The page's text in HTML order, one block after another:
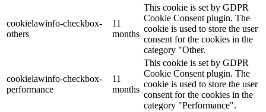
cookielawinfo-checkbox-
others
11
months
This cookie is set by GDPR
Cookie Consent plugin. The
cookie is used to store the user
consent for the cookies in the
category "Other.
cookielawinfo-checkbox-
performance
11
months
This cookie is set by GDPR
Cookie Consent plugin. The
cookie is used to store the user
consent for the cookies in the
category "Performance".